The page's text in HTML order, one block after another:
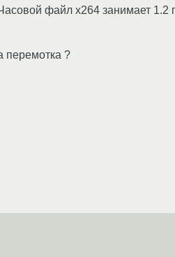
файл x264 занимает 1.2
перемотка ?